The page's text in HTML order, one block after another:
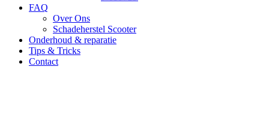
FAQ
Over Ons
Schadeherstel Scooter
Onderhoud & reparatie
Tips & Tricks
Contact